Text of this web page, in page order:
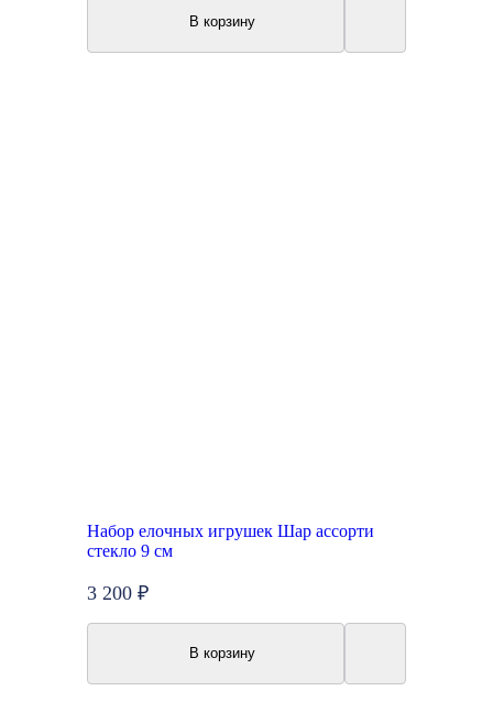
В корзину
Набор елочных игрушек Шар ассорти
стекло 9 см
3 200 ₽
В корзину